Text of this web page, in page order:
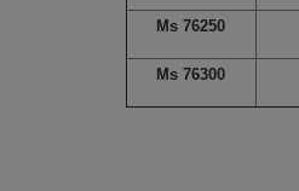
Ms 76250
Ms 76300